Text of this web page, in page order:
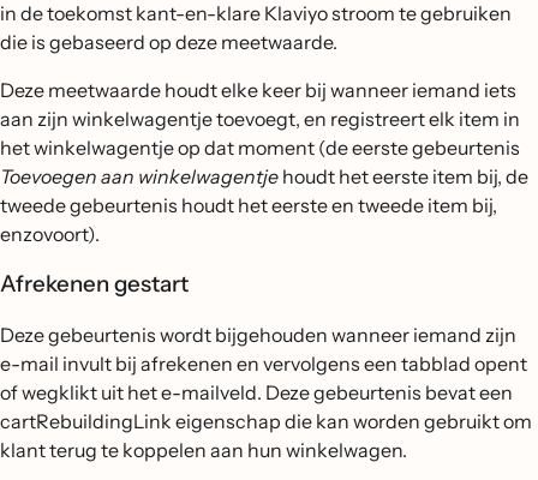
in de toekomst kant-en-klare Klaviyo stroom te gebruiken
die is gebaseerd op deze meetwaarde.
Deze meetwaarde houdt elke keer bij wanneer iemand iets
aan zijn winkelwagentje toevoegt, en registreert elk item in
het winkelwagentje op dat moment (de eerste gebeurtenis
Toevoegen aan winkelwagentje houdt het eerste item bij, de
tweede gebeurtenis houdt het eerste en tweede item bij,
enzovoort).
Afrekenen gestart
Deze gebeurtenis wordt bijgehouden wanneer iemand zijn
e-mail invult bij afrekenen en vervolgens een tabblad opent
of wegklikt uit het e-mailveld. Deze gebeurtenis bevat een
cartRebuildingLink eigenschap die kan worden gebruikt om
klant terug te koppelen aan hun winkelwagen.